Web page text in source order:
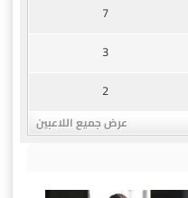
7
3
2
عرض جميع اللاعبين